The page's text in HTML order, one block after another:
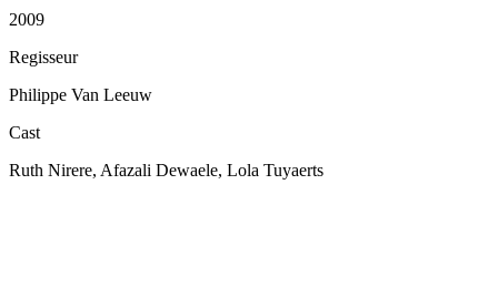
2009
Regisseur
Philippe Van Leeuw
Cast
Ruth Nirere, Afazali Dewaele, Lola Tuyaerts